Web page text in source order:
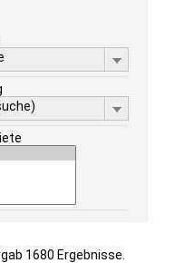
1680 Ergebnisse.